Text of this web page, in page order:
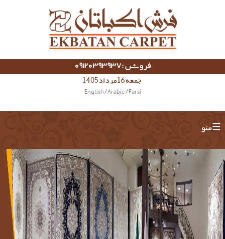
فروش :09120393937
جمعه 16 مرداد 1405
English/ Arabic / Farsi
☰ منو